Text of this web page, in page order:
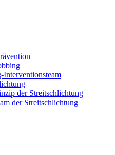
Interventionsteam
der Streitschlichtung
der Streitschlichtung